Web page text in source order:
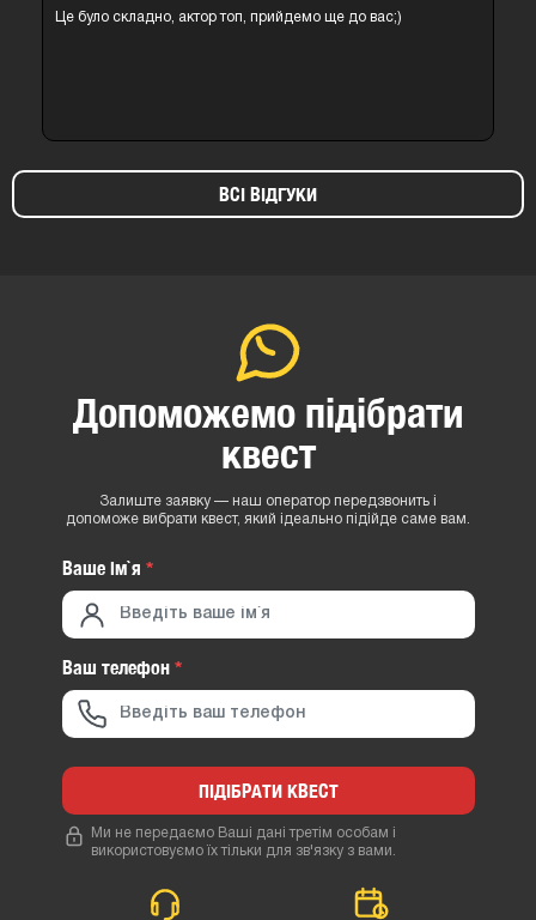
Це було складно, актор топ, прийдемо ще до вас;)
ВСІ ВІДГУКИ
Допоможемо підібрати
квест
Залиште заявку — наш оператор передзвонить і
допоможе вибрати квест, який ідеально підійде саме вам.
Ваше iм`я *
Ваш телефон*
ПІДІБРАТИ КВЕСТ
Ми не передаємо Ваші дані третім особам і
використовуємо їх тільки для зв'язку з вами.